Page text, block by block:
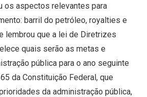
os aspectos relevantes para
barril do petróleo, royalties e
lembrou que a lei de Diretrizes
quais serão as metas e
pública para o ano seguinte
da Constituição Federal, que
da administração pública,